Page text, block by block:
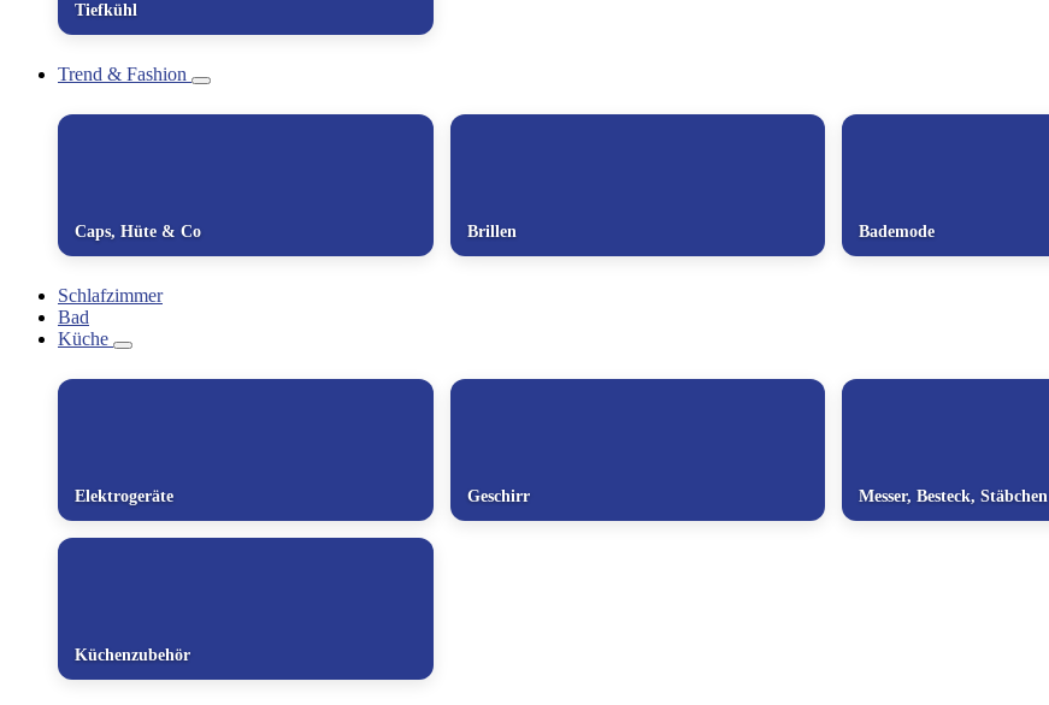
Tiefkühl
Trend & Fashion
Caps, Hüte & Co Brillen Bademode
Schlafzimmer
Bad
Küche
Elektrogeräte Geschirr Messer, Besteck, Stäbchen
Küchenzubehör